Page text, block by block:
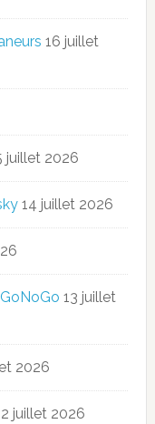
16 juillet
juillet 2026
14 juillet 2026
13 juillet
2026
juillet 2026